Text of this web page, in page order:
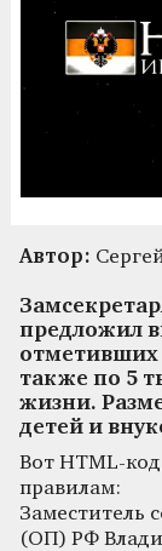
Автор:
предложил
отметивших
также по 5
жизни.
детей и
Вот HTML-
правилам:
Заместитель
(ОП) РФ